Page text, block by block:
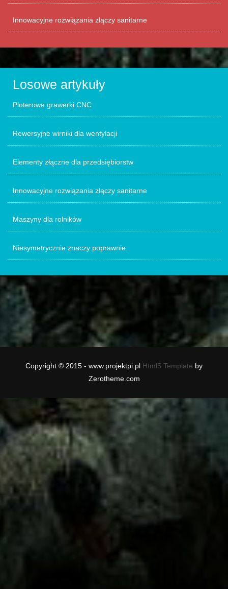
Innowacyjne rozwiązania złączy sanitarne
Losowe artykuły
Ploterowe grawerki CNC
Rewersyjne wirniki dla wentylacji
Elementy złączne dla przedsiębiorstw
Innowacyjne rozwiązania złączy sanitarne
Maszyny dla rolników
Niesymetrycznie znaczy poprawnie.
Copyright © 2015 - www.projektpi.pl Html5 Template by
Zerotheme.com